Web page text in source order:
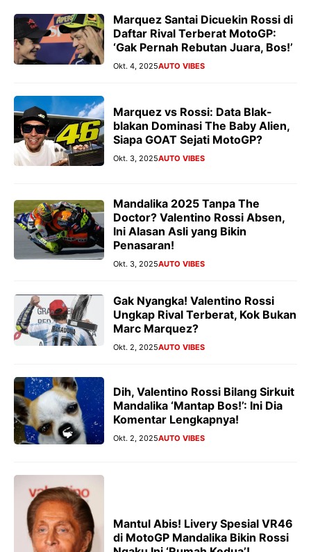
Marquez Santai Dicuekin Rossi di
Daftar Rival Terberat MotoGP:
‘Gak Pernah Rebutan Juara, Bos!’
Okt. 4, 2025AUTO VIBES
Marquez vs Rossi: Data Blak-
blakan Dominasi The Baby Alien,
Siapa GOAT Sejati MotoGP?
Okt. 3, 2025AUTO VIBES
Mandalika 2025 Tanpa The
Doctor? Valentino Rossi Absen,
Ini Alasan Asli yang Bikin
Penasaran!
Okt. 3, 2025AUTO VIBES
Gak Nyangka! Valentino Rossi
Ungkap Rival Terberat, Kok Bukan
Marc Marquez?
Okt. 2, 2025AUTO VIBES
Dih, Valentino Rossi Bilang Sirkuit
Mandalika ‘Mantap Bos!’: Ini Dia
Komentar Lengkapnya!
Okt. 2, 2025AUTO VIBES
Mantul Abis! Livery Spesial VR46
di MotoGP Mandalika Bikin Rossi